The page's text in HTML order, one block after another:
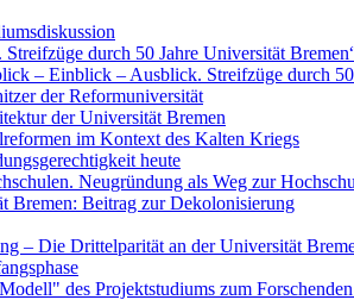
durch 50 Jahre Universität
– Einblick – Ausblick. Streifzüge durch
der Reformuniversität
der Universität Bremen
im Kontext des Kalten Kriegs
heute
Neugründung als Weg zur
Bremen: Beitrag zur Dekolonisierung
– Die Drittelparität an der Universität
des Projektstudiums zum